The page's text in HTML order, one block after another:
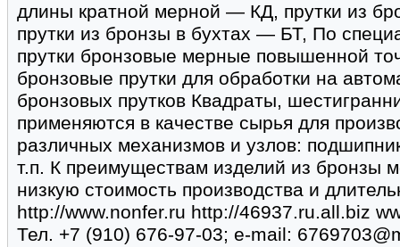
длины кратной мерной — КД, прутки из
прутки из бронзы в бухтах — БТ, По
прутки бронзовые мерные повышенной
бронзовые прутки для обработки на
бронзовых прутков Квадраты,
применяются в качестве сырья для
различных механизмов и узлов:
т.п. К преимуществам изделий из бронзы
низкую стоимость производства и
http://www.nonfer.ru http://46937.ru.all.biz
Тел. +7 (910) 676-97-03; e-mail: